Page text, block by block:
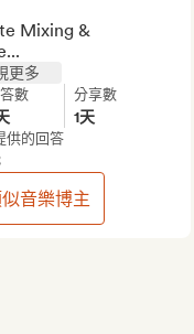
Mixing &
更多
數 分享數
1天
供的回答
音樂博主